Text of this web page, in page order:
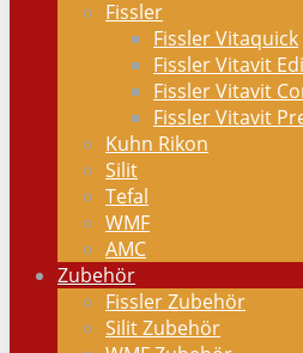
Fissler
Fissler Vitaquick
Fissler Vitavit
Fissler Vitavit
Fissler Vitavit
Kuhn Rikon
Silit
Tefal
WMF
AMC
Zubehör
Fissler Zubehör
Silit Zubehör